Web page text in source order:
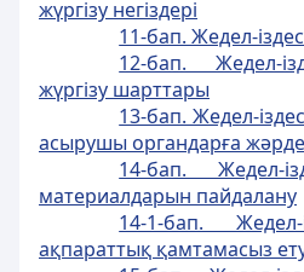
жүргiзу негiздерi
11-бап. Жедел-
12-бап. Жедел-
жүргiзу шарттары
13-бап. Жедел-
асырушы органдарға
14-бап. Жедел-
материалдарын пайдалану
14-1-бап. Жедел-
ақпараттық қамтамасыз